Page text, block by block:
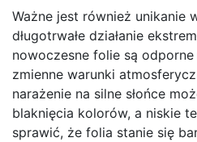
Ważne jest również unikanie
długotrwałe działanie
nowoczesne folie są
zmienne warunki
narażenie na silne słońce
blaknięcia kolorów, a niskie
sprawić, że folia stanie się